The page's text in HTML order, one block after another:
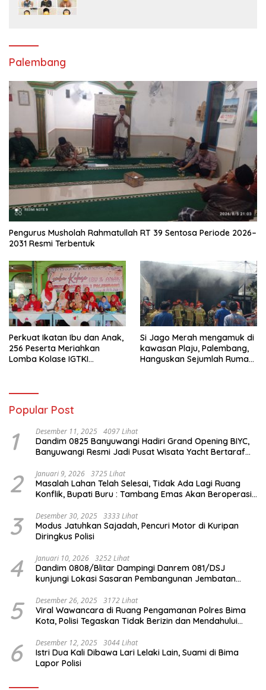
Palembang
Pengurus Musholah Rahmatullah RT 39 Sentosa Periode 2026–
2031 Resmi Terbentuk
Perkuat Ikatan Ibu dan Anak,
256 Peserta Meriahkan
Lomba Kolase IGTKI
Si Jago Merah mengamuk di
kawasan Plaju, Palembang,
Hanguskan Sejumlah Rumah
Popular Post
1 Desember 11, 2025 4097 Lihat
Dandim 0825 Banyuwangi Hadiri Grand Opening BIYC,
Banyuwangi Resmi Jadi Pusat Wisata Yacht Bertaraf
2 Januari 9, 2026 3725 Lihat
Masalah Lahan Telah Selesai, Tidak Ada Lagi Ruang
Konflik, Bupati Buru : Tambang Emas Akan Beroperasi
3 Desember 30, 2025 3333 Lihat
Modus Jatuhkan Sajadah, Pencuri Motor di Kuripan
Diringkus Polisi
4 Januari 10, 2026 3252 Lihat
Dandim 0808/Blitar Dampingi Danrem 081/DSJ
kunjungi Lokasi Sasaran Pembangunan Jembatan
5 Desember 26, 2025 3172 Lihat
Viral Wawancara di Ruang Pengamanan Polres Bima
Kota, Polisi Tegaskan Tidak Berizin dan Mendahului
6 Desember 12, 2025 3044 Lihat
Istri Dua Kali Dibawa Lari Lelaki Lain, Suami di Bima
Lapor Polisi